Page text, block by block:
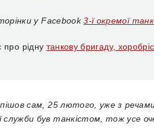
у Facebook3-ї окремої
про рідну танкову бригаду,
сам, 25 лютого, уже з
був танкістом, тож усе